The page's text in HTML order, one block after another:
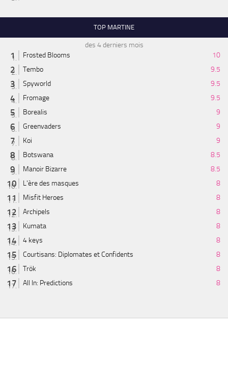
TOP MARTINE
des 4 derniers mois
Frosted Blooms
10
Tembo
9.5
Spyworld
9.5
Fromage
9.5
Borealis
9
Greenvaders
9
Koi
9
Botswana
8.5
Manoir Bizarre
8.5
L'ère des masques
8
Misfit Heroes
8
Archipels
8
Kumata
8
4 keys
8
Courtisans: Diplomates et Confidents
8
Trök
8
All In: Predictions
8